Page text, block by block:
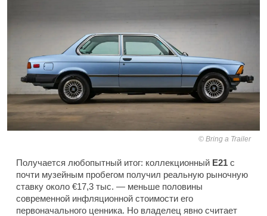
Bring a Trailer
Получается любопытный итог: коллекционный E21 с
почти музейным пробегом получил реальную рыночную
ставку около €17,3 тыс. — меньше половины
современной инфляционной стоимости его
первоначального ценника. Но владелец явно считает